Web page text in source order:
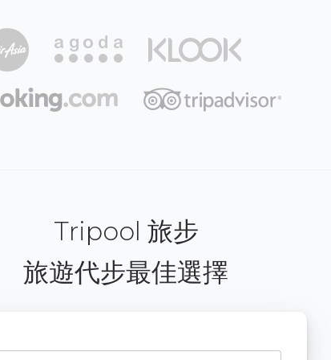
Tripool 旅步
旅遊代步最佳選擇